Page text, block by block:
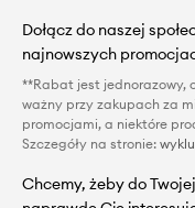
Dołącz do naszej
najnowszych
**Rabat jest jednorazowy,
ważny przy zakupach za
promocjami, a niektóre
Szczegóły na stronie:
Chcemy, żeby do